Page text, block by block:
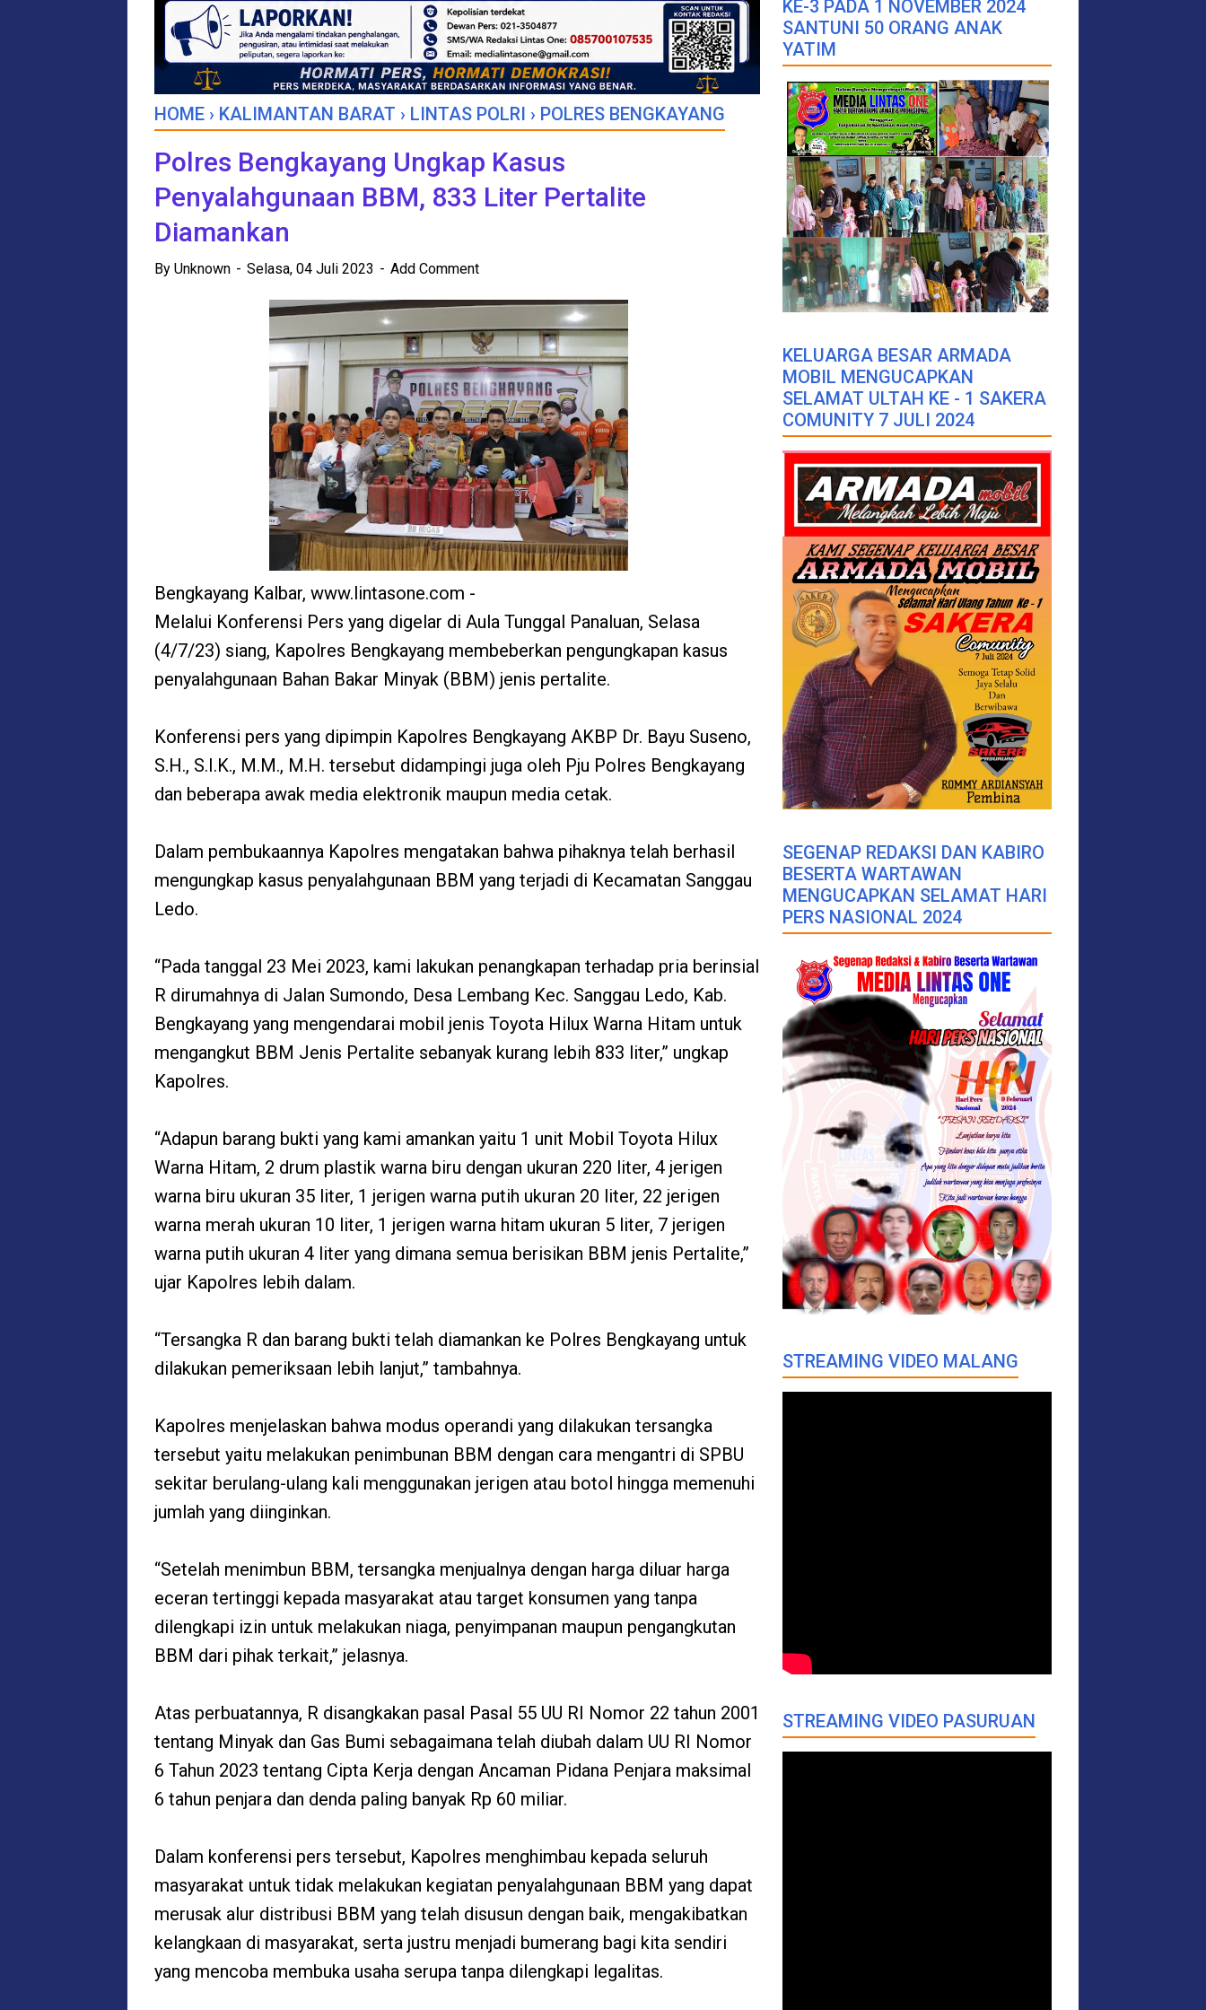
HOME › KALIMANTAN BARAT › LINTAS POLRI › POLRES BENGKAYANG
Polres Bengkayang Ungkap Kasus
Penyalahgunaan BBM, 833 Liter Pertalite
Diamankan
By Unknown Selasa, 04 Juli 2023 Add Comment
Bengkayang Kalbar, www.lintasone.com -
Melalui Konferensi Pers yang digelar di Aula Tunggal Panaluan, Selasa
(4/7/23) siang, Kapolres Bengkayang membeberkan pengungkapan kasus
penyalahgunaan Bahan Bakar Minyak (BBM) jenis pertalite.
Konferensi pers yang dipimpin Kapolres Bengkayang AKBP Dr. Bayu Suseno,
S.H., S.I.K., M.M., M.H. tersebut didampingi juga oleh Pju Polres Bengkayang
dan beberapa awak media elektronik maupun media cetak.
Dalam pembukaannya Kapolres mengatakan bahwa pihaknya telah berhasil
mengungkap kasus penyalahgunaan BBM yang terjadi di Kecamatan Sanggau
Ledo.
“Pada tanggal 23 Mei 2023, kami lakukan penangkapan terhadap pria berinsial
R dirumahnya di Jalan Sumondo, Desa Lembang Kec. Sanggau Ledo, Kab.
Bengkayang yang mengendarai mobil jenis Toyota Hilux Warna Hitam untuk
mengangkut BBM Jenis Pertalite sebanyak kurang lebih 833 liter,” ungkap
Kapolres.
“Adapun barang bukti yang kami amankan yaitu 1 unit Mobil Toyota Hilux
Warna Hitam, 2 drum plastik warna biru dengan ukuran 220 liter, 4 jerigen
warna biru ukuran 35 liter, 1 jerigen warna putih ukuran 20 liter, 22 jerigen
warna merah ukuran 10 liter, 1 jerigen warna hitam ukuran 5 liter, 7 jerigen
warna putih ukuran 4 liter yang dimana semua berisikan BBM jenis Pertalite,”
ujar Kapolres lebih dalam.
“Tersangka R dan barang bukti telah diamankan ke Polres Bengkayang untuk
dilakukan pemeriksaan lebih lanjut,” tambahnya.
Kapolres menjelaskan bahwa modus operandi yang dilakukan tersangka
tersebut yaitu melakukan penimbunan BBM dengan cara mengantri di SPBU
sekitar berulang-ulang kali menggunakan jerigen atau botol hingga memenuhi
jumlah yang diinginkan.
“Setelah menimbun BBM, tersangka menjualnya dengan harga diluar harga
eceran tertinggi kepada masyarakat atau target konsumen yang tanpa
dilengkapi izin untuk melakukan niaga, penyimpanan maupun pengangkutan
BBM dari pihak terkait,” jelasnya.
Atas perbuatannya, R disangkakan pasal Pasal 55 UU RI Nomor 22 tahun 2001
tentang Minyak dan Gas Bumi sebagaimana telah diubah dalam UU RI Nomor
6 Tahun 2023 tentang Cipta Kerja dengan Ancaman Pidana Penjara maksimal
6 tahun penjara dan denda paling banyak Rp 60 miliar.
Dalam konferensi pers tersebut, Kapolres menghimbau kepada seluruh
masyarakat untuk tidak melakukan kegiatan penyalahgunaan BBM yang dapat
merusak alur distribusi BBM yang telah disusun dengan baik, mengakibatkan
kelangkaan di masyarakat, serta justru menjadi bumerang bagi kita sendiri
yang mencoba membuka usaha serupa tanpa dilengkapi legalitas.
KE-3 PADA 1 NOVEMBER 2024
SANTUNI 50 ORANG ANAK
YATIM
KELUARGA BESAR ARMADA
MOBIL MENGUCAPKAN
SELAMAT ULTAH KE - 1 SAKERA
COMUNITY 7 JULI 2024
SEGENAP REDAKSI DAN KABIRO
BESERTA WARTAWAN
MENGUCAPKAN SELAMAT HARI
PERS NASIONAL 2024
STREAMING VIDEO MALANG
STREAMING VIDEO PASURUAN